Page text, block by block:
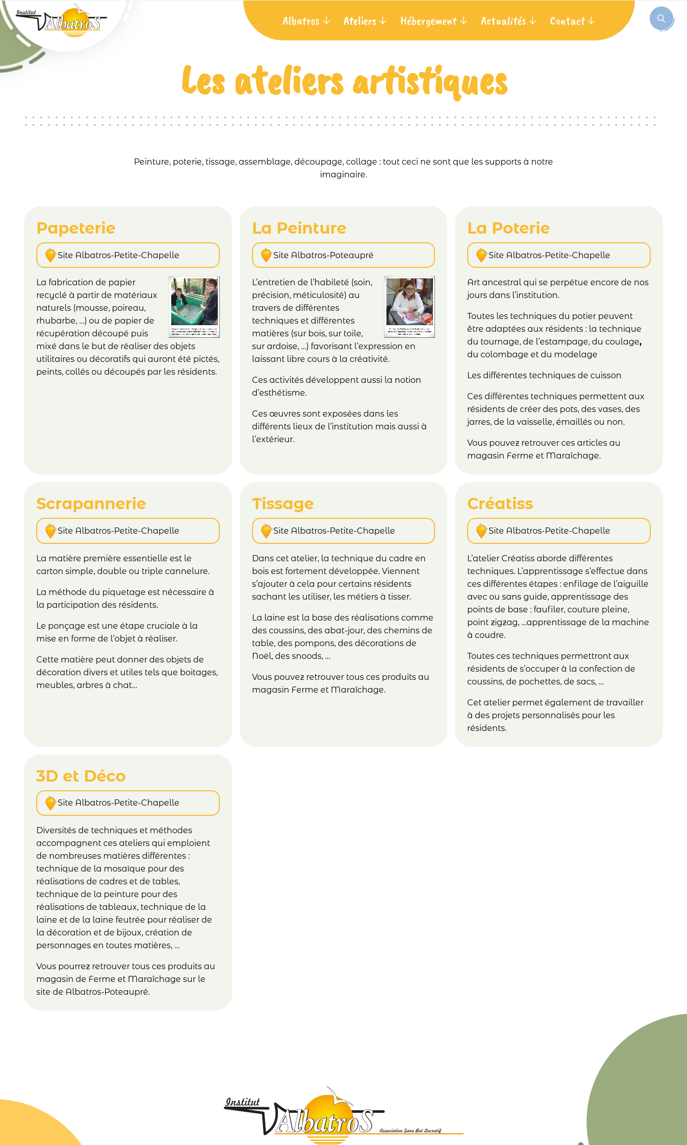
Passer au contenu principal
Albatros Ateliers Hébergement Actualités Contact
Les ateliers artistiques
Peinture, poterie, tissage, assemblage, découpage, collage : tout ceci ne sont que les supports à notre
imaginaire.
Papeterie
Site Albatros-Petite-Chapelle
La fabrication de papier
recyclé à partir de matériaux
naturels (mousse, poireau,
rhubarbe, …) ou de papier de
récupération découpé puis
mixé dans le but de réaliser des objets
utilitaires ou décoratifs qui auront été pictés,
peints, collés ou découpés par les résidents.
La Peinture
Site Albatros-Poteaupré
L’entretien de l’habileté (soin,
précision, méticulosité) au
travers de différentes
techniques et différentes
matières (sur bois, sur toile,
sur ardoise, …) favorisant l’expression en
laissant libre cours à la créativité.
Ces activités développent aussi la notion
d’esthétisme.
Ces œuvres sont exposées dans les
différents lieux de l’institution mais aussi à
l’extérieur.
La Poterie
Site Albatros-Petite-Chapelle
Art ancestral qui se perpétue encore de nos
jours dans l’institution.
Toutes les techniques du potier peuvent
être adaptées aux résidents : la technique
du tournage, de l’estampage, du coulage,
du colombage et du modelage
Les différentes techniques de cuisson
Ces différentes techniques permettent aux
résidents de créer des pots, des vases, des
jarres, de la vaisselle, émaillés ou non.
Vous pouvez retrouver ces articles au
magasin Ferme et Maraîchage.
Scrapannerie
Site Albatros-Petite-Chapelle
La matière première essentielle est le
carton simple, double ou triple cannelure.
La méthode du piquetage est nécessaire à
la participation des résidents.
Le ponçage est une étape cruciale à la
mise en forme de l’objet à réaliser.
Cette matière peut donner des objets de
décoration divers et utiles tels que boitages,
meubles, arbres à chat…
Tissage
Site Albatros-Petite-Chapelle
Dans cet atelier, la technique du cadre en
bois est fortement développée. Viennent
s’ajouter à cela pour certains résidents
sachant les utiliser, les métiers à tisser.
La laine est la base des réalisations comme
des coussins, des abat-jour, des chemins de
table, des pompons, des décorations de
Noël, des snoods, …
Vous pouvez retrouver tous ces produits au
magasin Ferme et Maraîchage.
Créatiss
Site Albatros-Petite-Chapelle
L’atelier Créatiss aborde différentes
techniques. L’apprentissage s’effectue dans
ces différentes étapes : enfilage de l’aiguille
avec ou sans guide, apprentissage des
points de base : faufiler, couture pleine,
point zigzag, …apprentissage de la machine
à coudre.
Toutes ces techniques permettront aux
résidents de s’occuper à la confection de
coussins, de pochettes, de sacs, …
Cet atelier permet également de travailler
à des projets personnalisés pour les
résidents.
3D et Déco
Site Albatros-Petite-Chapelle
Diversités de techniques et méthodes
accompagnent ces ateliers qui emploient
de nombreuses matières différentes :
technique de la mosaïque pour des
réalisations de cadres et de tables,
technique de la peinture pour des
réalisations de tableaux, technique de la
laine et de la laine feutrée pour réaliser de
la décoration et de bijoux, création de
personnages en toutes matières, …
Vous pourrez retrouver tous ces produits au
magasin de Ferme et Maraîchage sur le
site de Albatros-Poteaupré.